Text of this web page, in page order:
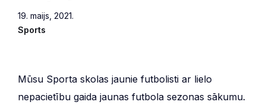
19. maijs, 2021.
Sports
Mūsu Sporta skolas jaunie futbolisti ar lielo
nepacietību gaida jaunas futbola sezonas sākumu.